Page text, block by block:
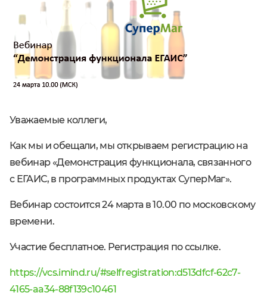
Уважаемые коллеги,
Как мы и обещали, мы открываем регистрацию на
вебинар «Демонстрация функционала, связанного
с ЕГАИС, в программных продуктах СуперМаг».
Вебинар состоится 24 марта в 10.00 по московскому
времени.
Участие бесплатное. Регистрация по ссылке.
https://vcs.imind.ru/#selfregistration:d513dfcf-62c7-
4165-aa34-88f139c10461